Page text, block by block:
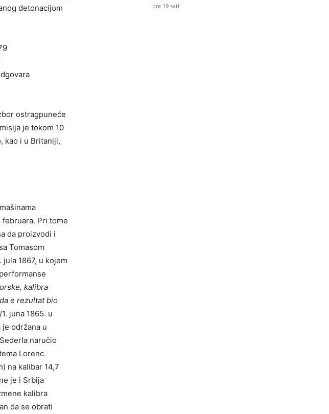
detonacijom
ostragpuneće
je tokom 10
kao i u Britaniji,
Pri tome
da proizvodi i
Tomasom
1867, u kojem
kalibra
e rezultat bio
juna 1865. u
održana u
naručio
Lorenc
na kalibar 14,7
je i Srbija
kalibra
da se obrati
pre 19 sati